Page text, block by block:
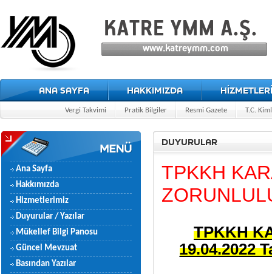
ANA SAYFA HAKKIMIZDA
Vergi Takvimi Pratik Bilgiler Resmi Gazete T.C.
Ana Sayfa
Hakkımızda
Hizmetlerimiz
Duyurular / Yazılar
Mükellef Bilgi Panosu
Güncel Mevzuat
Basından Yazılar
DUYURULAR
TPKKH
TPKKH
19.04.2022